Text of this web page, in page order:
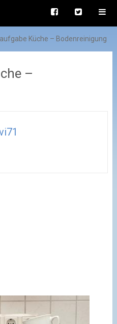
Küche – Bodenreinigung
–